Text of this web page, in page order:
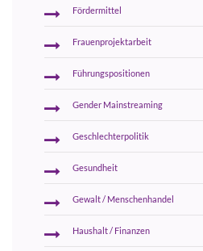
Fördermittel
Frauenprojektarbeit
Führungspositionen
Gender Mainstreaming
Geschlechterpolitik
Gesundheit
Gewalt / Menschenhandel
Haushalt / Finanzen